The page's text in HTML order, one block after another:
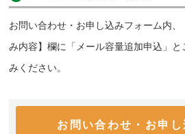
お問い合わせ・お申し込みフォーム内
み内容】欄に「メール容量追加申込」
みください。
お問い合わせ・お申し